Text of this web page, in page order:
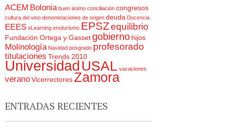
ACEM Bolonia buen ánimo conciliación congresos
cultura del vino denominaciones de origen deuda Docencia
EEES eLearning enoturismo EPSZequilibrio
Fundación Ortega y Gassetgobierno hijos
Molinología Navidad posgrado profesorado
titulaciones Trends 2010
UniversidadUSAL vacaciones
veranoVicerrectoresZamora
ENTRADAS RECIENTES